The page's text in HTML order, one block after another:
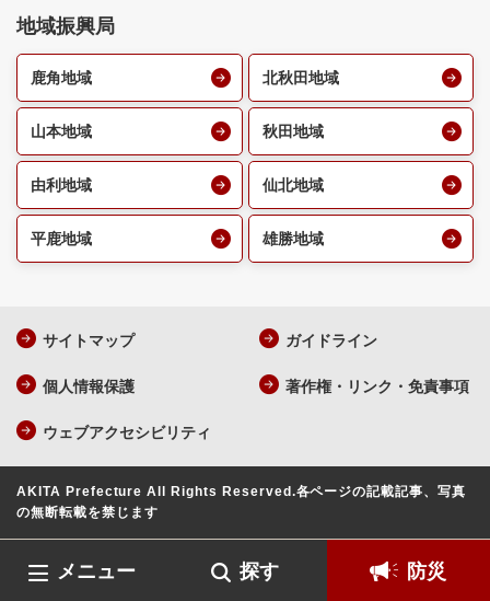
メニュー 探す 防災
地域振興局
鹿角地域 北秋田地域
山本地域 秋田地域
由利地域 仙北地域
平鹿地域 雄勝地域
サイトマップ ガイドライン
個人情報保護 著作権・リンク・免責事項
ウェブアクセシビリティ
AKITA Prefecture All Rights Reserved.各ページの記載記事、写真
の無断転載を禁じます